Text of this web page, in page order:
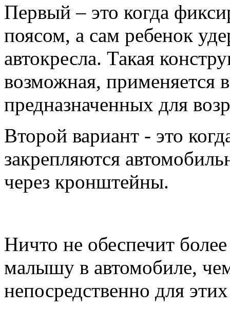
Первый – это когда
поясом, а сам ребенок
автокресла. Такая
возможная, применяется
предназначенных для
Второй вариант - это
закрепляются
через кронштейны.
Ничто не обеспечит
малышу в автомобиле,
непосредственно для